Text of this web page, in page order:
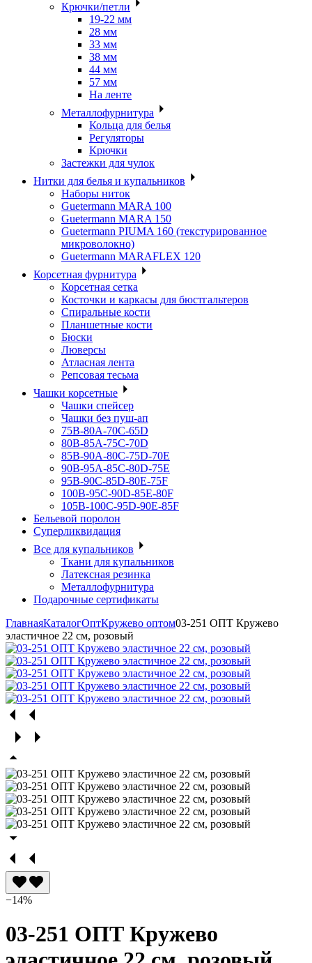
Крючки/петли
19-22 мм
28 мм
33 мм
38 мм
44 мм
57 мм
На ленте
Металлофурнитура
Кольца для белья
Регуляторы
Крючки
Застежки для чулок
Нитки для белья и купальников
Наборы ниток
Guetermann MARA 100
Guetermann MARA 150
Guetermann PIUMA 160 (текстурированное
микроволокно)
Guetermann MARAFLEX 120
Корсетная фурнитура
Корсетная сетка
Косточки и каркасы для бюстгальтеров
Спиральные кости
Планшетные кости
Бюски
Люверсы
Атласная лента
Репсовая тесьма
Чашки корсетные
Чашки спейсер
Чашки без пуш-ап
75В-80А-70С-65D
80В-85А-75С-70D
85В-90А-80С-75D-70E
90B-95A-85C-80D-75E
95B-90C-85D-80E-75F
100B-95C-90D-85E-80F
105B-100C-95D-90E-85F
Бельевой поролон
Суперликвидация
Все для купальников
Ткани для купальников
Латексная резинка
Металлофурнитура
Подарочные сертификаты
ГлавнаяКаталогОптКружево оптом03-251 ОПТ Кружево
эластичное 22 см, розовый
−14%
03-251 ОПТ Кружево